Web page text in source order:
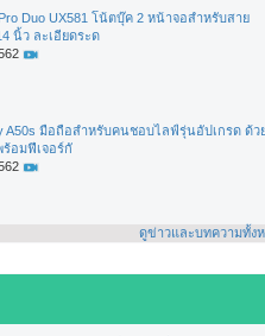
Duo UX581 โน้ตบุ๊ค 2 หน้าจอสำหรับสาย
นิ้ว ละเอียดระด
A50s มือถือสำหรับคนชอบไลฟ์รุ่นอัปเกรด ด้ว
ร้อมฟีเจอร์กั
ดูข่าวและบทความทั้ง